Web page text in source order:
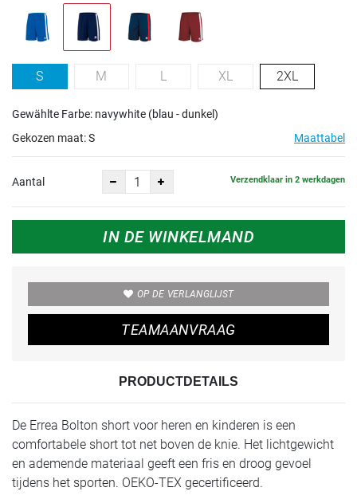
S M L XL 2XL
Gewählte Farbe: navywhite (blau - dunkel)
Gekozen maat:S Maattabel
Aantal Verzendklaar in 2 werkdagen
IN DE WINKELMAND
OP DE VERLANGLIJST
TEAMAANVRAAG
PRODUCTDETAILS
De Errea Bolton short voor heren en kinderen is een
comfortabele short tot net boven de knie. Het lichtgewicht
en ademende materiaal geeft een fris en droog gevoel
tijdens het sporten. OEKO-TEX gecertificeerd.